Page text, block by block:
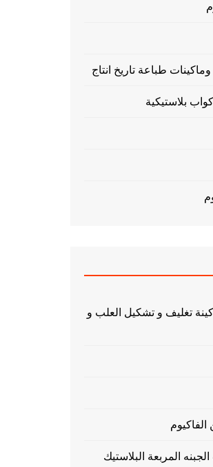
طباعة تاريخ انتاج
بلاستيكية
تغليف و تشكيل العلب و
المربعة البلاستيك